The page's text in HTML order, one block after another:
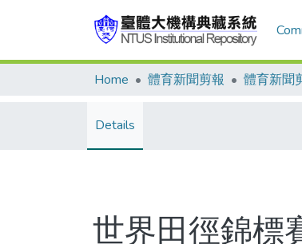
Home 體育新聞剪報 體育新聞
Details
世界田徑錦標